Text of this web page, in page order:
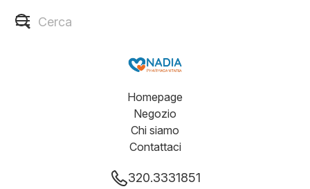
Homepage
Negozio
Chi siamo
Contattaci
320.3331851